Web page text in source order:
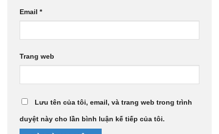
Email *
Trang web
Lưu tên của tôi, email, và trang web trong trình
duyệt này cho lần bình luận kế tiếp của tôi.